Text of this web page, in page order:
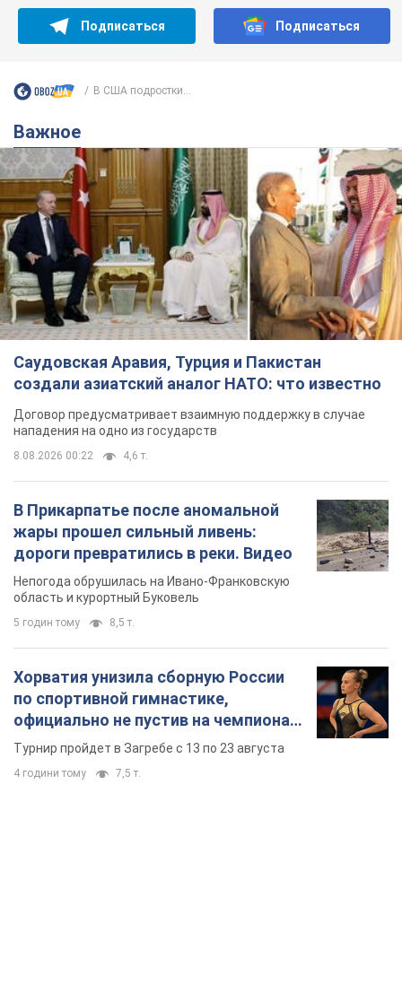
Подписаться Подписаться
В США подростки...
Важное
Саудовская Аравия, Турция и Пакистан
создали азиатский аналог НАТО: что известно
Договор предусматривает взаимную поддержку в случае
нападения на одно из государств
8.08.2026 00:22 4,6 т.
В Прикарпатье после аномальной
жары прошел сильный ливень:
дороги превратились в реки. Видео
Непогода обрушилась на Ивано-Франковскую
область и курортный Буковель
5 годин тому 8,5 т.
Хорватия унизила сборную России
по спортивной гимнастике,
официально не пустив на чемпионат
Европы основных спортсменов
Турнир пройдет в Загребе с 13 по 23 августа
4 години тому 7,5 т.